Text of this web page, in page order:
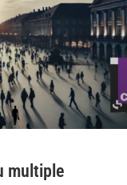
multiple